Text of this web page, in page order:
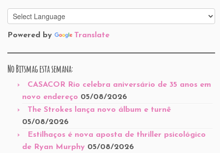
Powered by Translate
No Bitsmag esta semana:
CASACOR Rio celebra aniversário de 35 anos em
novo endereço 05/08/2026
The Strokes lança novo álbum e turnê
05/08/2026
Estilhaços é nova aposta de thriller psicológico
de Ryan Murphy 05/08/2026